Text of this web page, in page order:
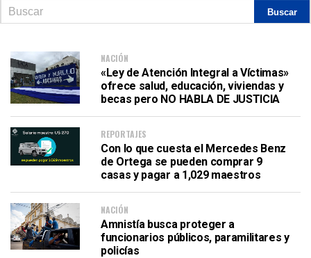
NACIÓN
«Ley de Atención Integral a Víctimas»
ofrece salud, educación, viviendas y
becas pero NO HABLA DE JUSTICIA
REPORTAJES
Con lo que cuesta el Mercedes Benz
de Ortega se pueden comprar 9
casas y pagar a 1,029 maestros
NACIÓN
Amnistía busca proteger a
funcionarios públicos, paramilitares y
policías